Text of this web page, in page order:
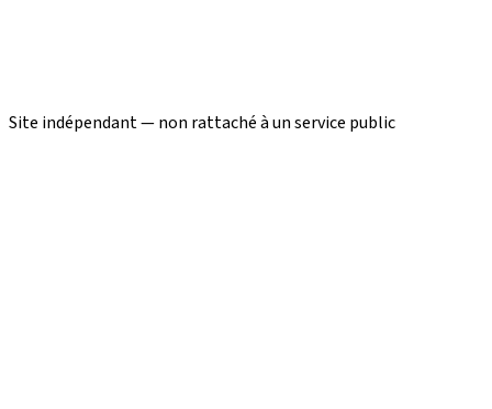
Site indépendant — non rattaché à un service public